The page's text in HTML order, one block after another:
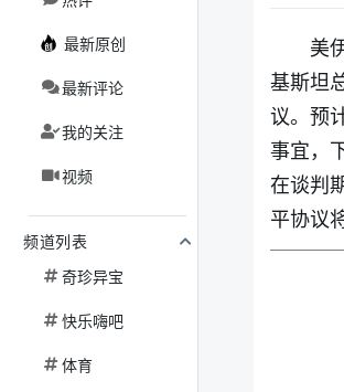
最新原创
最新评论
我的关注
视频
频道列表
奇珍异宝
快乐嗨吧
体育
美
基斯坦
议。预
事宜，
在谈判
平协议